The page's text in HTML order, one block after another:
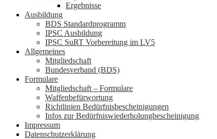
Ergebnisse
Ausbildung
BDS Standardprogramm
IPSC Ausbildung
IPSC SuRT Vorbereitung im LV5
Allgemeines
Mitgliedschaft
Bundesverband (BDS)
Formulare
Mitgliedschaft – Formulare
Waffenbefürwortung
Richtlinien Bedürfnisbescheinigungen
Infos zur Bedürfniswiederholungbescheinigung
Impressum
Datenschutzerklärung